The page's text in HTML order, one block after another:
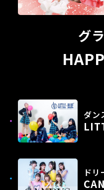
グ
ダン
ドリ